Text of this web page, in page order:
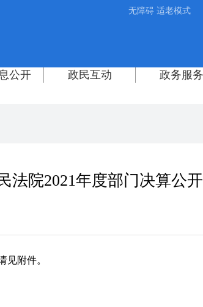
无障碍 适老模式
法院2021年度部门决算公开
见附件。